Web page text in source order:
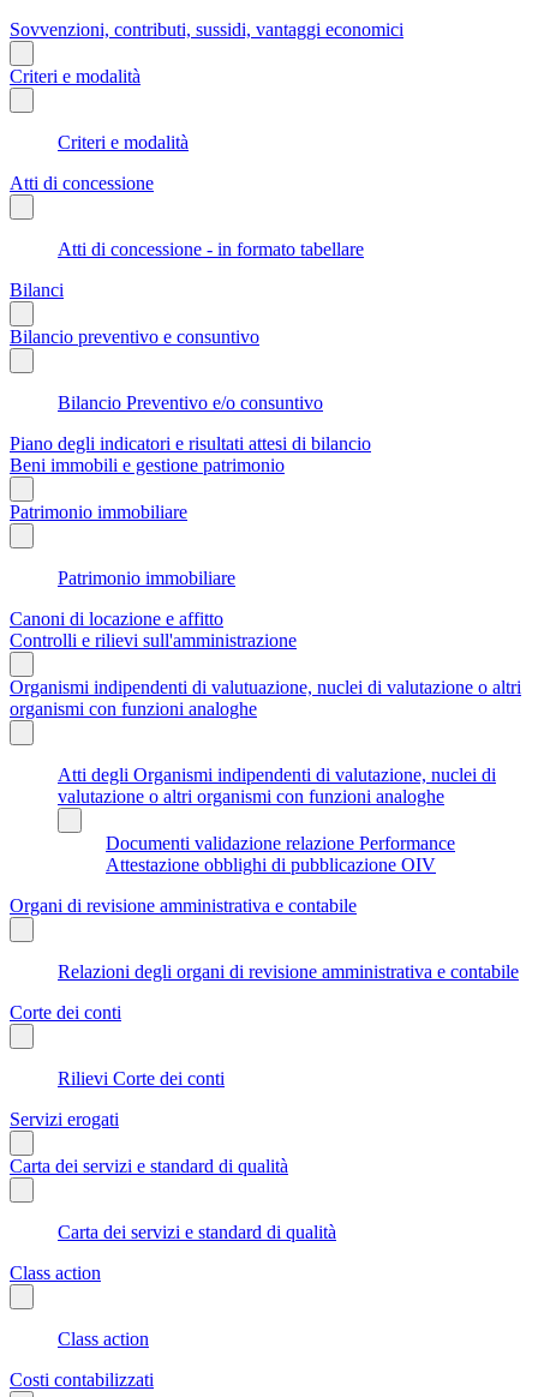
Sovvenzioni, contributi, sussidi, vantaggi economici
Criteri e modalità
Criteri e modalità
Atti di concessione
Atti di concessione - in formato tabellare
Bilanci
Bilancio preventivo e consuntivo
Bilancio Preventivo e/o consuntivo
Piano degli indicatori e risultati attesi di bilancio
Beni immobili e gestione patrimonio
Patrimonio immobiliare
Patrimonio immobiliare
Canoni di locazione e affitto
Controlli e rilievi sull'amministrazione
Organismi indipendenti di valutuazione, nuclei di valutazione o altri
organismi con funzioni analoghe
Atti degli Organismi indipendenti di valutazione, nuclei di
valutazione o altri organismi con funzioni analoghe
Documenti validazione relazione Performance
Attestazione obblighi di pubblicazione OIV
Organi di revisione amministrativa e contabile
Relazioni degli organi di revisione amministrativa e contabile
Corte dei conti
Rilievi Corte dei conti
Servizi erogati
Carta dei servizi e standard di qualità
Carta dei servizi e standard di qualità
Class action
Class action
Costi contabilizzati